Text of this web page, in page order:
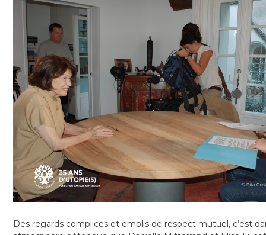
Des regards complices et emplis de respect mutuel, c’est